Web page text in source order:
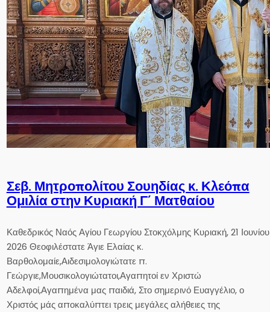
Σεβ. Μητροπολίτου Σουηδίας κ. Κλεόπα
Ομιλία στην Κυριακή Γ´ Ματθαίου
Καθεδρικός Ναός Αγίου Γεωργίου Στοκχόλμης Κυριακή, 21 Ιουνίου
2026 Θεοφιλέστατε Άγιε Ελαίας κ.
Βαρθολομαίε,Αιδεσιμολογιώτατε π.
Γεώργιε,Μουσικολογιώτατοι,Αγαπητοί εν Χριστώ
Αδελφοί,Αγαπημένα μας παιδιά, Στο σημερινό Ευαγγέλιο, ο
Χριστός μάς αποκαλύπτει τρεις μεγάλες αλήθειες της